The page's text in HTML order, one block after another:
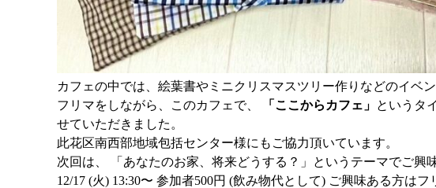
カフェの中では、 絵葉書やミニクリスマスツリー作りなどのイベ
フリマをしながら、このカフェで、
「ここからカフェ」 というタ
せていただきました。
此花区南西部地域包括センター様にもご協力頂いています。
次回は、 「あなたのお家、将来どうする？」
というテーマでご興
12/17 (火) 13:30〜 参加者500円 (飲み物代として) ご興味ある方は